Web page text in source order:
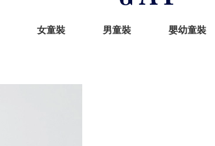
女童裝 男童裝 嬰幼童裝